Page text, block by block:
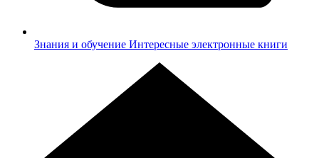
Знания и обучение Интересные электронные книги